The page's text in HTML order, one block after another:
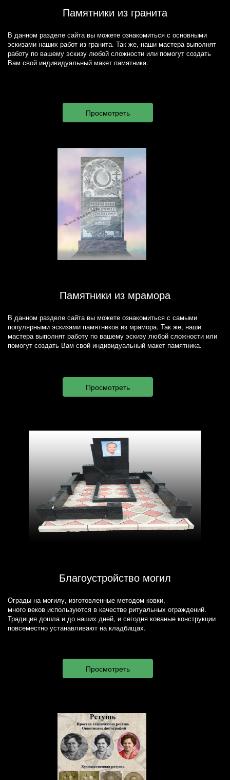
Памятники из гранита
В данном разделе сайта вы можете ознакомиться с основными
эскизами наших работ из гранита. Так же, наши мастера выполнят
работу по вашему эскизу любой сложности или помогут создать
Вам свой индивидуальный макет памятника.
Памятники из мрамора
В данном разделе сайта вы можете ознакомиться с самыми
популярными эскизами памятников из мрамора. Так же, наши
мастера выполнят работу по вашему эскизу любой сложности или
помогут создать Вам свой индивидуальный макет памятника.
Благоустройство могил
Ограды на могилу, изготовленные методом ковки,
много веков используются в качестве ритуальных ограждений.
Традиция дошла и до наших дней, и сегодня кованые конструкции
повсеместно устанавливают на кладбищах.